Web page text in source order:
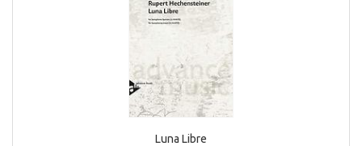
Luna Libre